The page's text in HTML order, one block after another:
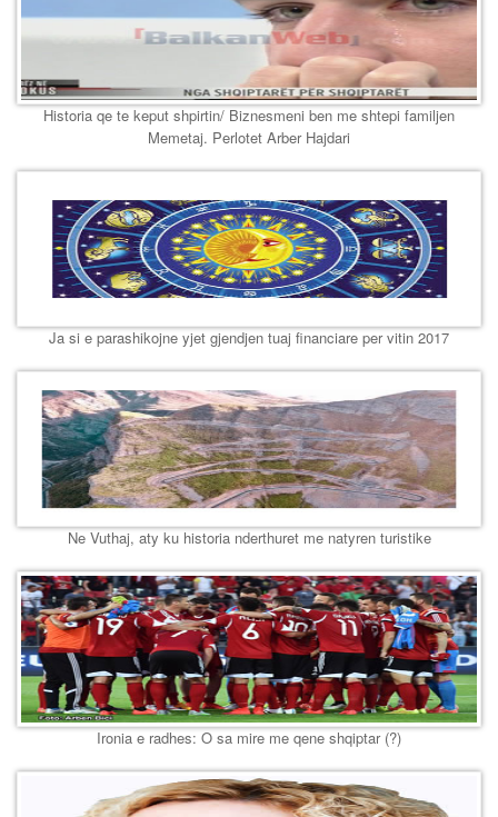
Historia qe te keput shpirtin/ Biznesmeni ben me shtepi familjen
Memetaj. Perlotet Arber Hajdari
Ja si e parashikojne yjet gjendjen tuaj financiare per vitin 2017
Ne Vuthaj, aty ku historia nderthuret me natyren turistike
Ironia e radhes: O sa mire me qene shqiptar (?)